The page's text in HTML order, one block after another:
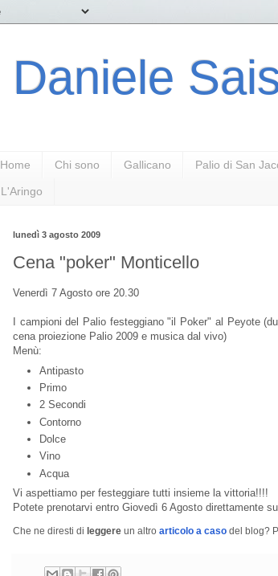
Daniele
Home Chi sono Gallicano Palio di San
L'Aringo
lunedì 3 agosto 2009
Cena "poker" Monticello
Venerdì 7 Agosto ore 20.30
I campioni del Palio festeggiano "il Poker" al Peyote
cena proiezione Palio 2009 e musica dal vivo)
Menù:
Antipasto
Primo
2 Secondi
Contorno
Dolce
Vino
Acqua
Vi aspettiamo per festeggiare tutti insieme la vittoria!!!!
Potete prenotarvi entro Giovedì 6 Agosto direttamente sul
Che ne diresti di leggere un altro articolo a caso del blog?